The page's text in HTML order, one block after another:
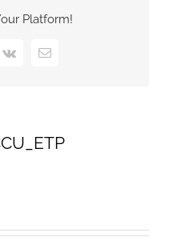
Platform!
Vk Email